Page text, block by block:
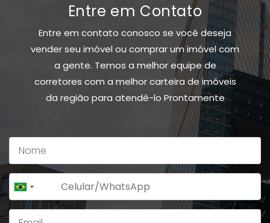
Entre em Contato
Entre em contato conosco se você deseja
vender seu imóvel ou comprar um imóvel com
a gente. Temos a melhor equipe de
corretores com a melhor carteira de imóveis
da região para atendê-lo Prontamente
Brazil
+55